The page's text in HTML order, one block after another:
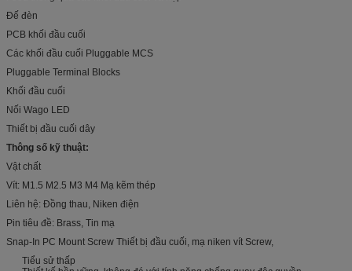
Đế đèn
PCB khối đầu cuối
Các khối đầu cuối Pluggable MCS
Pluggable Terminal Blocks
Khối đầu cuối
Nối Wago LED
Thiết bị đầu cuối dây
Thông số kỹ thuật:
Vật chất
Vít: M1.5 M2.5 M3 M4 Mạ kẽm thép
Liên hệ: Đồng thau, Niken điện
Pin tiêu đề: Brass, Tin mạ
Snap-In PC Mount Screw Thiết bị đầu cuối, mạ niken vít Screw,
Tiểu sử thấp